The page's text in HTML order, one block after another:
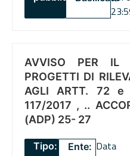
AVVISO PER IL
PROGETTI DI
AGLI ARTT. 72
117/2017 , ..
(ADP) 25- 27
Tipo:
Ente: Data